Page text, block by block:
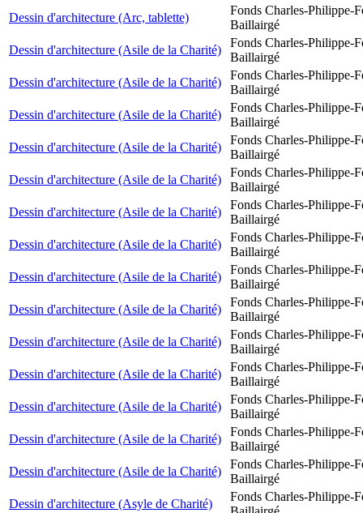
Dessin d'architecture (Arc, tablette)
Fonds Charles-Philippe-
Baillairgé
Dessin d'architecture (Asile de la Charité)
Fonds Charles-Philippe-
Baillairgé
Dessin d'architecture (Asile de la Charité)
Fonds Charles-Philippe-
Baillairgé
Dessin d'architecture (Asile de la Charité)
Fonds Charles-Philippe-
Baillairgé
Dessin d'architecture (Asile de la Charité)
Fonds Charles-Philippe-
Baillairgé
Dessin d'architecture (Asile de la Charité)
Fonds Charles-Philippe-
Baillairgé
Dessin d'architecture (Asile de la Charité)
Fonds Charles-Philippe-
Baillairgé
Dessin d'architecture (Asile de la Charité)
Fonds Charles-Philippe-
Baillairgé
Dessin d'architecture (Asile de la Charité)
Fonds Charles-Philippe-
Baillairgé
Dessin d'architecture (Asile de la Charité)
Fonds Charles-Philippe-
Baillairgé
Dessin d'architecture (Asile de la Charité)
Fonds Charles-Philippe-
Baillairgé
Dessin d'architecture (Asile de la Charité)
Fonds Charles-Philippe-
Baillairgé
Dessin d'architecture (Asile de la Charité)
Fonds Charles-Philippe-
Baillairgé
Dessin d'architecture (Asile de la Charité)
Fonds Charles-Philippe-
Baillairgé
Dessin d'architecture (Asile de la Charité)
Fonds Charles-Philippe-
Baillairgé
Dessin d'architecture (Asyle de Charité)
Fonds Charles-Philippe-